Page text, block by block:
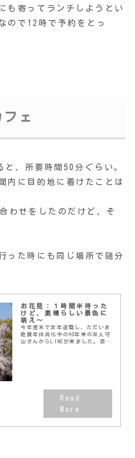
も寄ってランチしようとい
ので12時で予約をとっ
ェ
、所要時間50分ぐらい。
内に目的地に着けたことは
わせをしたのだけど、そ
った時にも同じ場所で随分
お花見：１時間半待った
けど、素晴らしい景色に
萌え〜
今年度末で定年退職し、ただいま
絶賛年休消化中の40年来の友人守
山さんからLINEが来ました。酒津